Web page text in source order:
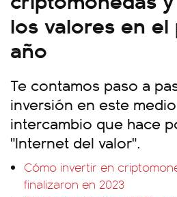
los valores en
año
Te contamos paso a
inversión en este
intercambio que hace
"Internet del valor".
Cómo invertir en
finalizaron en 2023